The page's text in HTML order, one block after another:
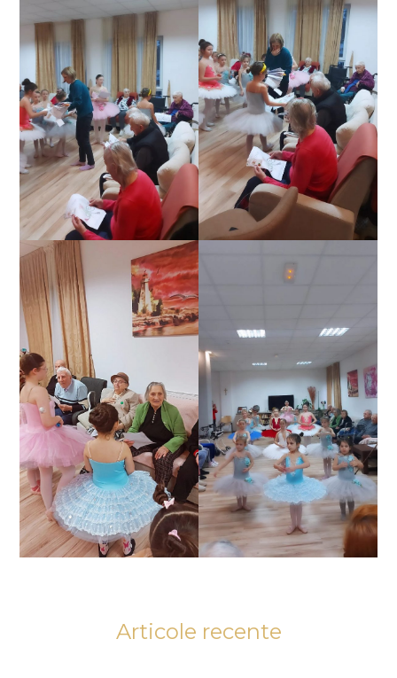
Articole recente